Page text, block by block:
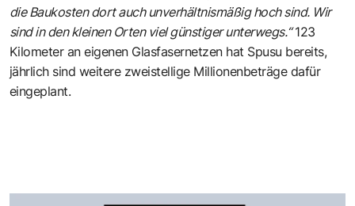
die Baukosten dort auch unverhältnismäßig hoch sind. Wir
sind in den kleinen Orten viel günstiger unterwegs.“123
Kilometer an eigenen Glasfasernetzen hat Spusu bereits,
jährlich sind weitere zweistellige Millionenbeträge dafür
eingeplant.